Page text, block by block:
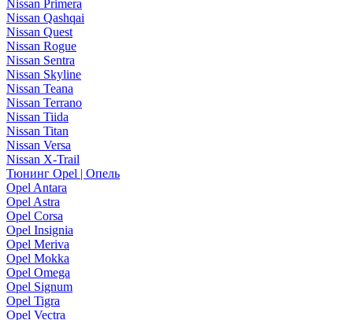
Nissan Primera
Nissan Qashqai
Nissan Quest
Nissan Rogue
Nissan Sentra
Nissan Skyline
Nissan Teana
Nissan Terrano
Nissan Tiida
Nissan Titan
Nissan Versa
Nissan X-Trail
Тюнинг Opel | Опель
Opel Antara
Opel Astra
Opel Corsa
Opel Insignia
Opel Meriva
Opel Mokka
Opel Omega
Opel Signum
Opel Tigra
Opel Vectra